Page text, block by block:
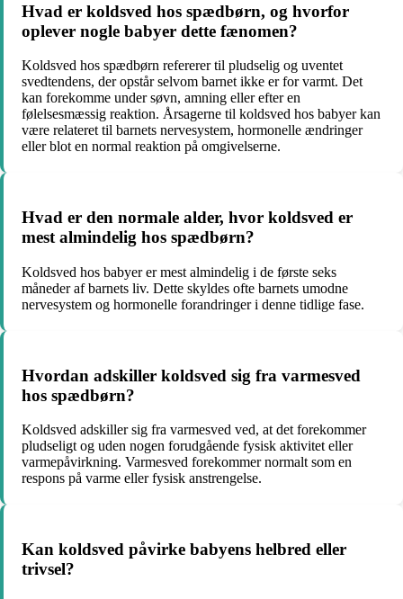
Hvad er koldsved hos spædbørn, og hvorfor
oplever nogle babyer dette fænomen?
Koldsved hos spædbørn refererer til pludselig og uventet
svedtendens, der opstår selvom barnet ikke er for varmt. Det
kan forekomme under søvn, amning eller efter en
følelsesmæssig reaktion. Årsagerne til koldsved hos babyer kan
være relateret til barnets nervesystem, hormonelle ændringer
eller blot en normal reaktion på omgivelserne.
Hvad er den normale alder, hvor koldsved er
mest almindelig hos spædbørn?
Koldsved hos babyer er mest almindelig i de første seks
måneder af barnets liv. Dette skyldes ofte barnets umodne
nervesystem og hormonelle forandringer i denne tidlige fase.
Hvordan adskiller koldsved sig fra varmesved
hos spædbørn?
Koldsved adskiller sig fra varmesved ved, at det forekommer
pludseligt og uden nogen forudgående fysisk aktivitet eller
varmepåvirkning. Varmesved forekommer normalt som en
respons på varme eller fysisk anstrengelse.
Kan koldsved påvirke babyens helbred eller
trivsel?